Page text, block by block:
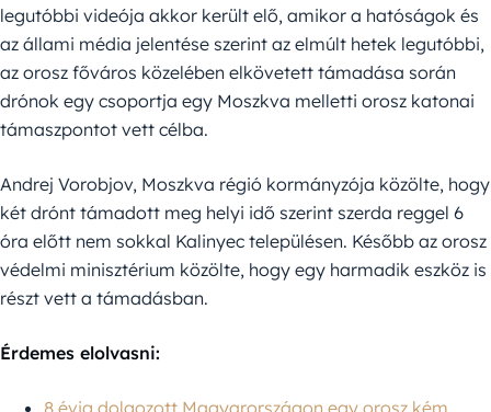
legutóbbi videója akkor került elő, amikor a hatóságok és
az állami média jelentése szerint az elmúlt hetek legutóbbi,
az orosz főváros közelében elkövetett támadása során
drónok egy csoportja egy Moszkva melletti orosz katonai
támaszpontot vett célba.
Andrej Vorobjov, Moszkva régió kormányzója közölte, hogy
két drónt támadott meg helyi idő szerint szerda reggel 6
óra előtt nem sokkal Kalinyec településen. Később az orosz
védelmi minisztérium közölte, hogy egy harmadik eszköz is
részt vett a támadásban.
Érdemes elolvasni: